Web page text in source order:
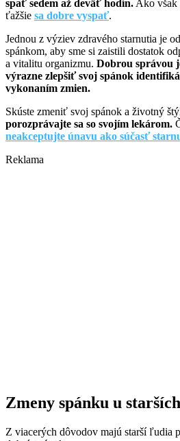
spať sedem až deväť hodín.Ako však
ťažšie sa dobre vyspať.
Jednou z výziev zdravého starnutia je
spánkom, aby sme si zaistili dostatok
a vitalitu organizmu. Dobrou správou
výrazne zlepšiť svoj spánok
vykonaním zmien.
Skúste zmeniť svoj spánok a životný
porozprávajte sa so svojím lekárom.
neakceptujte únavu ako súčasť
Reklama
Zmeny spánku u
Z viacerých dôvodov majú starší ľudia